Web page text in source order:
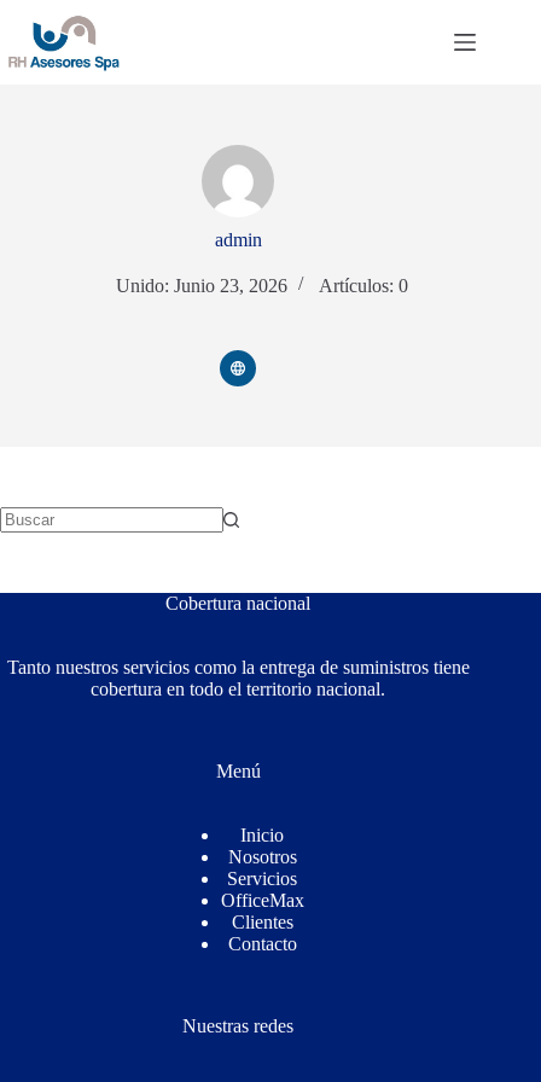
contenido
admin
Unido: Junio 23, 2026 Artículos: 0
Cobertura nacional
Tanto nuestros servicios como la entrega de suministros tiene
cobertura en todo el territorio nacional.
Menú
Inicio
Nosotros
Servicios
OfficeMax
Clientes
Contacto
Nuestras redes